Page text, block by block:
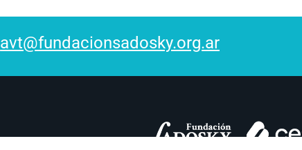
avt@fundacionsadosky.org.ar